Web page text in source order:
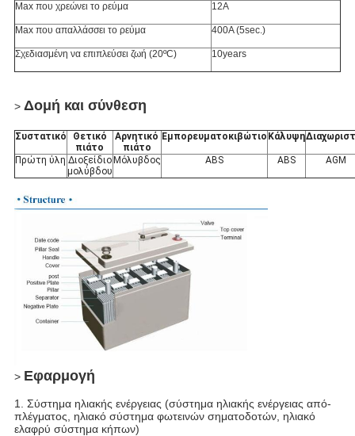
Max που χρεώνει το ρεύμα 12A
Max που απαλλάσσει το ρεύμα 400A (5sec.)
Σχεδιασμένη να επιπλεύσει ζωή (20ºC) 10years
> Δομή και σύνθεση
Συστατικό
Θετικό
πιάτο
Αρνητικό
πιάτο
Εμπορευματοκιβώτιο Κάλυψη
Πρώτη ύλη Διοξείδιο
μολύβδου
Μόλυβδος ABS ABS AGM
> Εφαρμογή
1. Σύστημα ηλιακής ενέργειας (σύστημα ηλιακής ενέργειας από-
πλέγματος, ηλιακό σύστημα φωτεινών σηματοδοτών, ηλιακό
ελαφρύ σύστημα κήπων)